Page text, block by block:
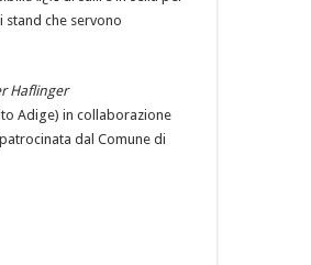
stand che servono
Haflinger
Adige) in collaborazione
dal Comune di